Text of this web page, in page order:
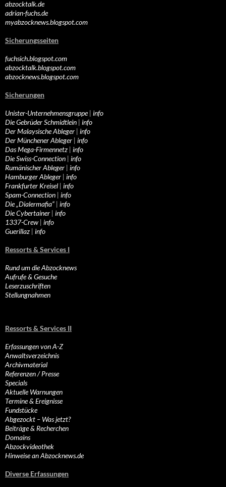
abzocktalk.de
adrian-fuchs.de
myabzocknews.blogspot.com
Sicherungsseiten
fuchsich.blogspot.com
abzocktalk.blogspot.com
abzocknews.blogspot.com
Sicherungen
Unister-Unternehmensgruppe| info
Die Gebrüder Schmidtlein | info
Der Malaysische Ableger | info
Der Münchener Ableger | info
Das Mega-Firmennetz | info
Die Swiss-Connection | info
Rumänischer Ableger | info
Hamburger Ableger | info
Frankfurter Kreisel | info
Spam-Connection | info
Die „Dialermafia“ | info
Die Cybertainer | info
1337-Crew | info
Guerillaz | info
Ressorts & Services I
Rund um die Abzocknews
Aufrufe & Gesuche
Leserzuschriften
Stellungnahmen
Ressorts & Services II
Erfassungen von A-Z
Anwaltsverzeichnis
Archivmaterial
Referenzen / Presse
Specials
Aktuelle Warnungen
Termine & Ereignisse
Fundstücke
Abgezockt – Was jetzt?
Beiträge & Recherchen
Domains
Abzockvideothek
Hinweise an Abzocknews.de
Diverse Erfassungen